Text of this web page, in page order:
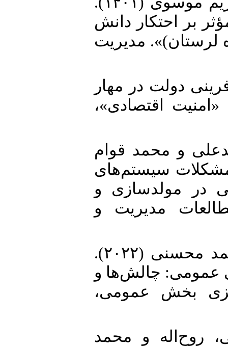
بر احتکار دانش
لرستان)». مدیریت
«نقش‌آفرینی دولت در مهار
اقتصادی»،
و محمد قوام
و مشکلات سیستم‌های
در مولدسازی و
مدیریت و
16. کردستانی، غلامرضا و سید احمد محسنی (۲۰۲۲).
عمومی: چالش‌ها و
بخش عمومی،
روح‌اله و محمد